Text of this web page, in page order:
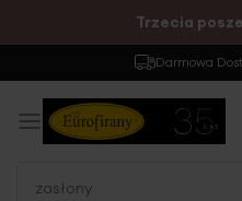
Trzecia
Darmowa